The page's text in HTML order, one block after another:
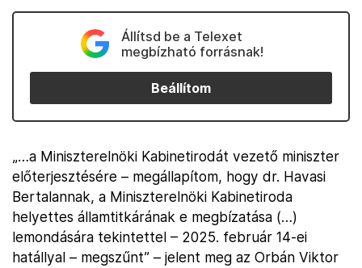
Állítsd be a Telexet
megbízható forrásnak!
Beállítom
„…a Miniszterelnöki Kabinetirodát vezető miniszter
előterjesztésére – megállapítom, hogy dr. Havasi
Bertalannak, a Miniszterelnöki Kabinetiroda
helyettes államtitkárának e megbízatása (…)
lemondására tekintettel – 2025. február 14-ei
hatállyal – megszűnt” – jelent meg az Orbán Viktor